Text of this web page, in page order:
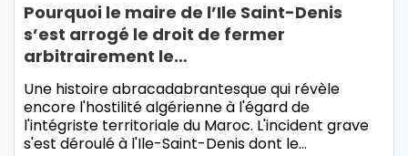
Pourquoi le maire de l’Ile Saint-Denis
s’est arrogé le droit de fermer
arbitrairement le…
Une histoire abracadabrantesque qui révèle
encore l'hostilité algérienne à l'égard de
l'intégriste territoriale du Maroc. L'incident grave
s'est déroulé à l'Ile-Saint-Denis dont le…